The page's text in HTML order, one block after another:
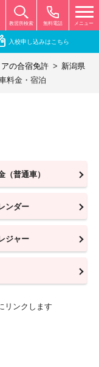
無料電話
教習所検索 メニュー
入校申し込みはこちら
の合宿免許
新潟県
料金・宿泊
（普通車）
ンダー
ジャー
リンクします